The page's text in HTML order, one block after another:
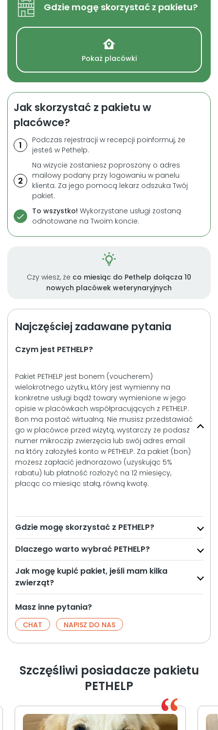
Gdzie mogę skorzystać z pakietu?
Pokaż placówki
Jak skorzystać z pakietu w
placówce?
1
Podczas rejestracji w recepcji poinformuj, że
jesteś w Pethelp.
2
Na wizycie zostaniesz poproszony o adres
mailowy podany przy logowaniu w panelu
klienta. Za jego pomocą lekarz odszuka Twój
pakiet.
To wszystko! Wykorzystane usługi zostaną
odnotowane na Twoim koncie.
Czy wiesz, że co miesiąc do Pethelp dołącza 10
nowych placówek weterynaryjnych
Najczęściej zadawane pytania
Czym jest PETHELP?
Pakiet PETHELP jest bonem (voucherem)
wielokrotnego użytku, który jest wymienny na
konkretne usługi bądź towary wymienione w jego
opisie w placówkach współpracujących z PETHELP.
Bon ma postać wirtualną. Nie musisz przedstawiać
go w placówce przed wizytą, wystarczy że podasz
numer mikroczip zwierzęcia lub swój adres email
na który założyłeś konto w PETHELP. Za pakiet (bon)
możesz zapłacić jednorazowo (uzyskując 5%
rabatu) lub płatność rozłożyć na 12 miesięcy,
płacąc co miesiąc stałą, równą kwotę.
Gdzie mogę skorzystać z PETHELP?
Dlaczego warto wybrać PETHELP?
Jak mogę kupić pakiet, jeśli mam kilka
zwierząt?
Masz inne pytania?
CHAT NAPISZ DO NAS
Szczęśliwi posiadacze pakietu
PETHELP